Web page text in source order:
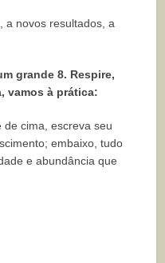
a novos resultados, a
grande 8. Respire,
vamos à prática:
cima, escreva seu
embaixo, tudo
e abundância que